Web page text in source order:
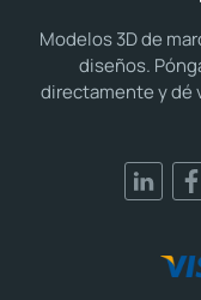
Modelos 3D de
diseños.
directamente y dé